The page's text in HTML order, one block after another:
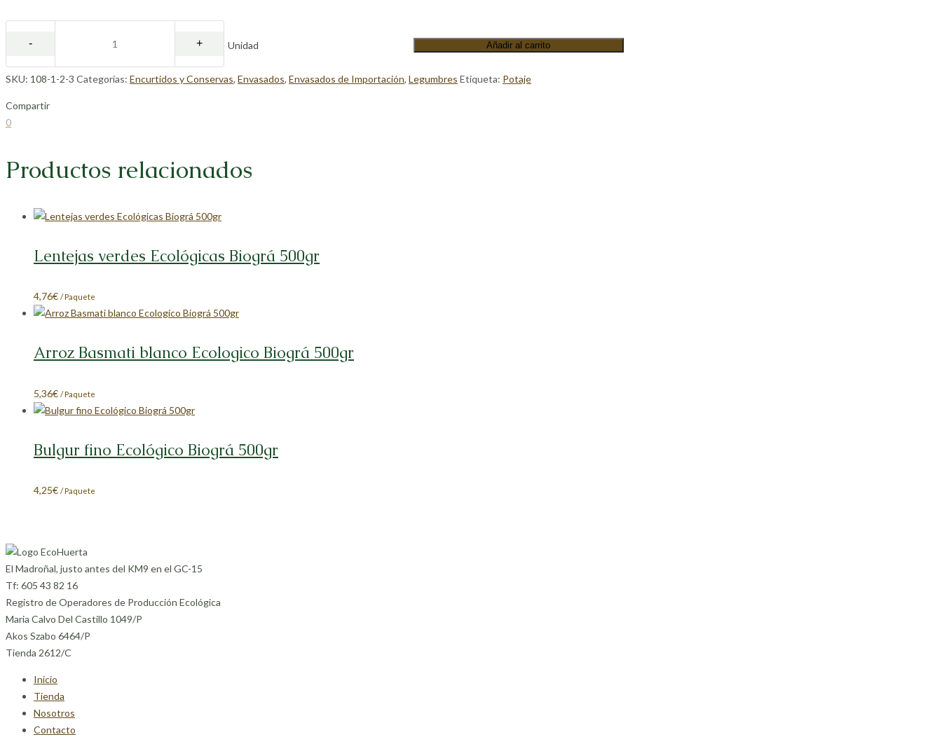
Unidad Añadir al carrito
SKU: 108-1-2-3 Categorías: Encurtidos y Conservas, Envasados, Envasados de Importación, Legumbres Etiqueta: Potaje
Compartir
Compartir
Compartir
Compartir
Compartir
0
Productos relacionados
Lentejas verdes Ecológicas Biográ 500gr
4,76€ / Paquete
Arroz Basmati blanco Ecologico Biográ 500gr
5,36€ / Paquete
Bulgur fino Ecológico Biográ 500gr
4,25€ / Paquete
El Madroñal, justo antes del KM9 en el GC-15
Tf: 605 43 82 16
Registro de Operadores de Producción Ecológica
Maria Calvo Del Castillo 1049/P
Akos Szabo 6464/P
Tienda 2612/C
Inicio
Tienda
Nosotros
Contacto